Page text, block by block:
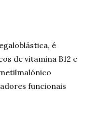
é
de vitamina B12 e
funcionais